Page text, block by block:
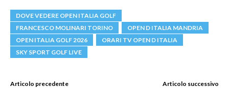
DOVE VEDERE OPEN ITALIA GOLF
FRANCESCO MOLINARI TORINO
OPEN D ITALIA MANDRIA
OPEN ITALIA GOLF 2026
ORARI TV OPEN D ITALIA
SKY SPORT GOLF LIVE
Articolo precedente Articolo successivo